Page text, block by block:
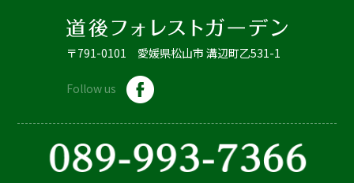
〒791-0101 愛媛県松山市 溝辺町乙531-1
Follow us